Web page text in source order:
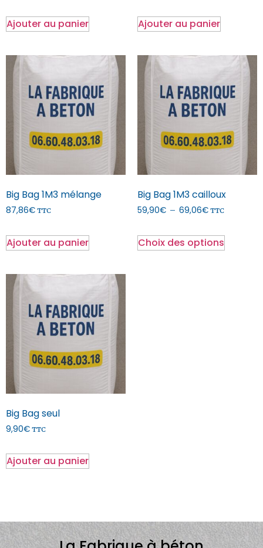
Ajouter au panier Ajouter au panier
Big Bag 1M3 mélange
87,86€ TTC
Ajouter au panier
Big Bag 1M3 cailloux
59,90€ – 69,06€ TTC
Choix des options
Big Bag seul
9,90€ TTC
Ajouter au panier